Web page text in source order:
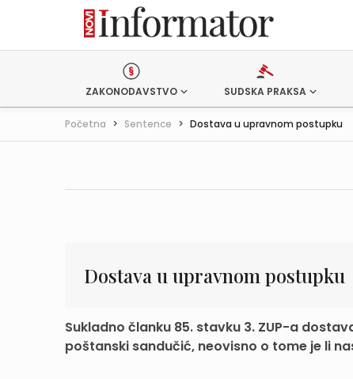
ZAKONODAVSTVO SUDSKA PRAKSA
Početna > Sentence > Dostava u upravnom postupku
Dostava u upravnom postupku
Sukladno članku 85. stavku 3. ZUP-a
poštanski sandučić, neovisno o tome je li